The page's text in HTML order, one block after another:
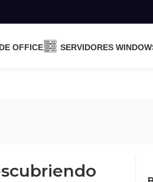
OFFICE SERVIDORES